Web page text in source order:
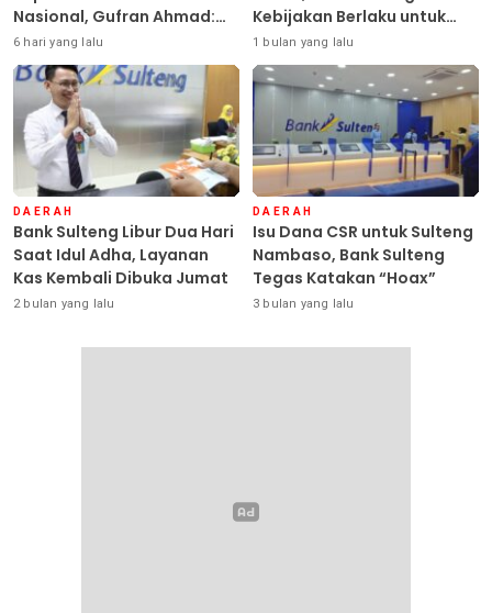
Nasional, Gufran Ahmad:
Sulteng Siap Ambil Peran
6 hari yang lalu
Kebijakan Berlaku untuk
Seluruh Debitur ASN
1 bulan yang lalu
DAERAH
Bank Sulteng Libur Dua Hari
Saat Idul Adha, Layanan
Kas Kembali Dibuka Jumat
2 bulan yang lalu
DAERAH
Isu Dana CSR untuk Sulteng
Nambaso, Bank Sulteng
Tegas Katakan “Hoax”
3 bulan yang lalu